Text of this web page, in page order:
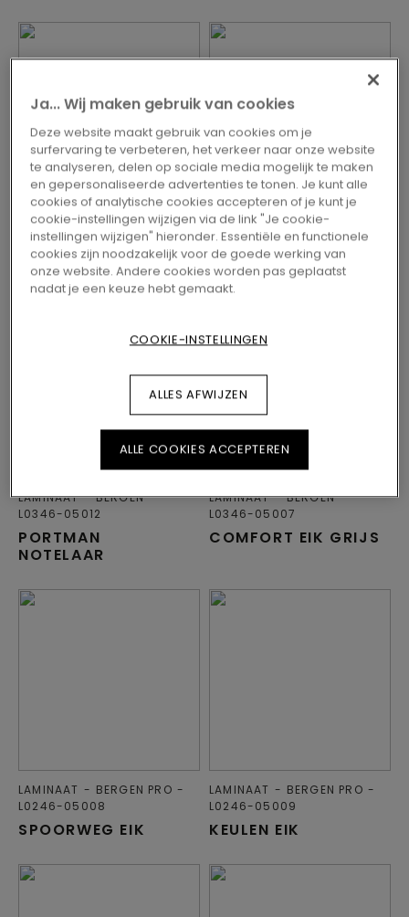
TROMSDALEN EIK
LAMINAAT
BERGEN
L0346-05022
RODE KLEI TEAK
LAMINAAT
BERGEN
L0346-05021
PORTMAN
NOTELAAR
LAMINAAT
BERGEN
L0346-05012
COMFORT EIK GRIJS
LAMINAAT
BERGEN
L0346-05007
SPOORWEG EIK
LAMINAAT
BERGEN PRO
L0246-05008
KEULEN EIK
LAMINAAT
BERGEN PRO
L0246-05009
Ja... Wij maken gebruik van cookies
Deze website maakt gebruik van cookies om je
surfervaring te verbeteren, het verkeer naar onze website
te analyseren, delen op sociale media mogelijk te maken
en gepersonaliseerde advertenties te tonen. Je kunt alle
cookies of analytische cookies accepteren of je kunt je
cookie-instellingen wijzigen via de link "Je cookie-
instellingen wijzigen" hieronder. Essentiële en functionele
cookies zijn noodzakelijk voor de goede werking van
onze website. Andere cookies worden pas geplaatst
nadat je een keuze hebt gemaakt.
COOKIE-INSTELLINGEN
ALLES AFWIJZEN
ALLE COOKIES ACCEPTEREN